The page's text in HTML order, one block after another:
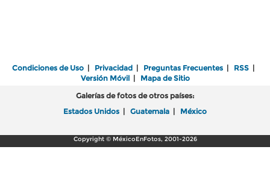
Condiciones de Uso | Privacidad | Preguntas Frecuentes | RSS |
Versión Móvil| Mapa de Sitio
Galerías de fotos de otros países:
Estados Unidos | Guatemala | México
Copyright © MéxicoEnFotos, 2001-2026